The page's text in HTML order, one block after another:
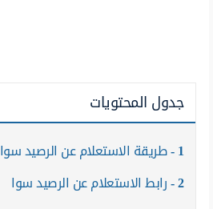
جدول المحتويات
1 طريقة الاستعلام عن الرصيد سوا
2 رابط الاستعلام عن الرصيد سوا